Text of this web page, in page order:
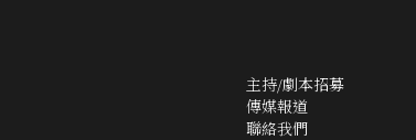
主持/劇本招募
傳媒報道
聯絡我們